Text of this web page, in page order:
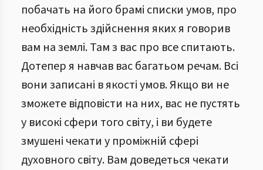
побачать на його брамі списки умов, про
необхідність здійснення яких я говорив
вам на землі. Там з вас про все спитають.
Дотепер я навчав вас багатьом речам. Всі
вони записані в якості умов. Якщо ви не
зможете відповісти на них, вас не пустять
у високі сфери того світу, і ви будете
змушені чекати у проміжній сфері
духовного світу. Вам доведеться чекати